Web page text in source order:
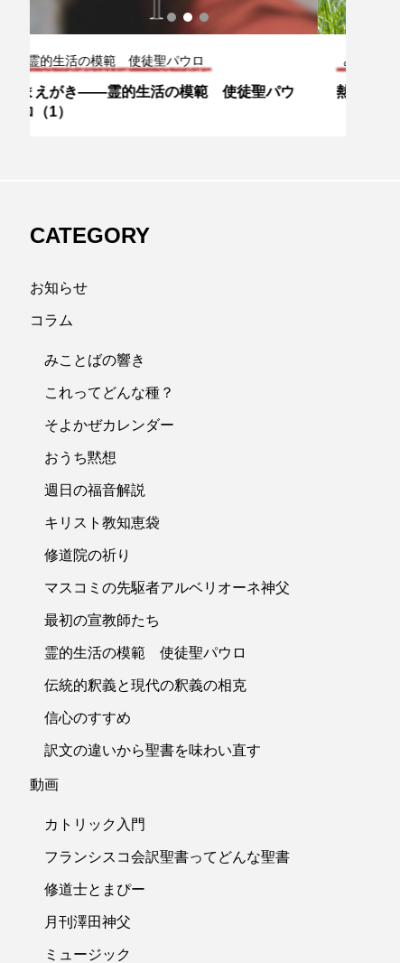
みことばの響き
熱意 復活第3主日（ルカ24・13～35）
CATEGORY
お知らせ
コラム
みことばの響き
これってどんな種？
そよかぜカレンダー
おうち黙想
週日の福音解説
キリスト教知恵袋
修道院の祈り
マスコミの先駆者アルベリオーネ神父
最初の宣教師たち
霊的生活の模範 使徒聖パウロ
伝統的釈義と現代の釈義の相克
信心のすすめ
訳文の違いから聖書を味わい直す
動画
カトリック入門
フランシスコ会訳聖書ってどんな聖書
修道士とまぴー
月刊澤田神父
ミュージック